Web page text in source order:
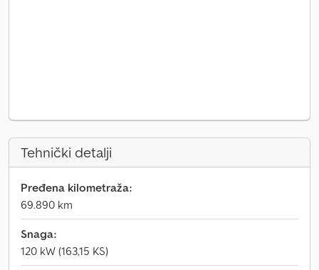
Tehnički detalji
Pređena kilometraža:
69.890 km
Snaga:
120 kW (163,15 KS)